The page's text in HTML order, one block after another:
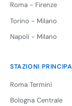
Roma - Firenze
Torino - Milano
Napoli - Milano
STAZIONI
Roma Termini
Bologna Centrale